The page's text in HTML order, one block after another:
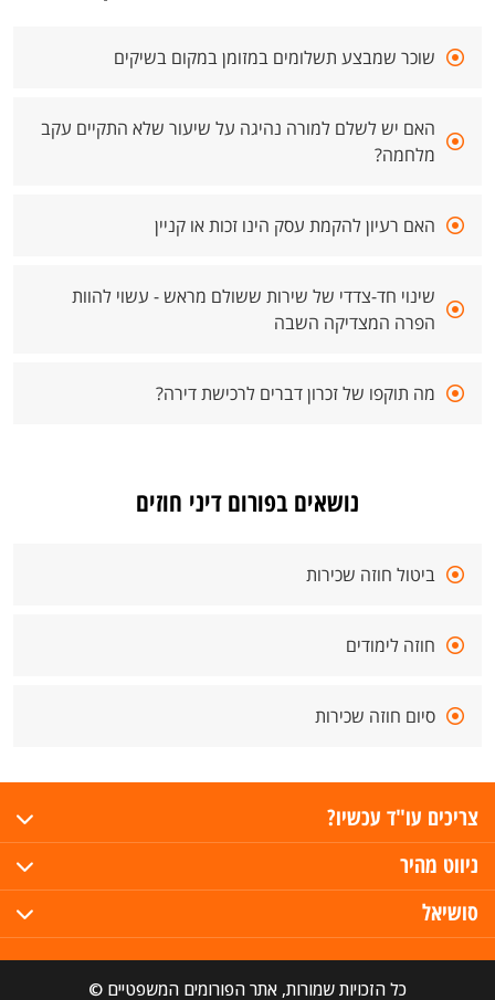
שוכר שמבצע תשלומים במזומן במקום בשיקים
האם יש לשלם למורה נהיגה על שיעור שלא התקיים עקב
מלחמה?
האם רעיון להקמת עסק הינו זכות או קניין
שינוי חד-צדדי של שירות ששולם מראש - עשוי להוות
הפרה המצדיקה השבה
מה תוקפו של זכרון דברים לרכישת דירה?
נושאים בפורום דיני חוזים
ביטול חוזה שכירות
חוזה לימודים
סיום חוזה שכירות
צריכים עו"ד עכשיו?
ניווט מהיר
סושיאל
כל הזכויות שמורות, אתר הפורומים המשפטיים ©